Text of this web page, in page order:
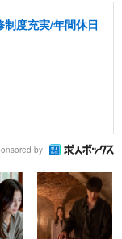
度充実/年間休日
by